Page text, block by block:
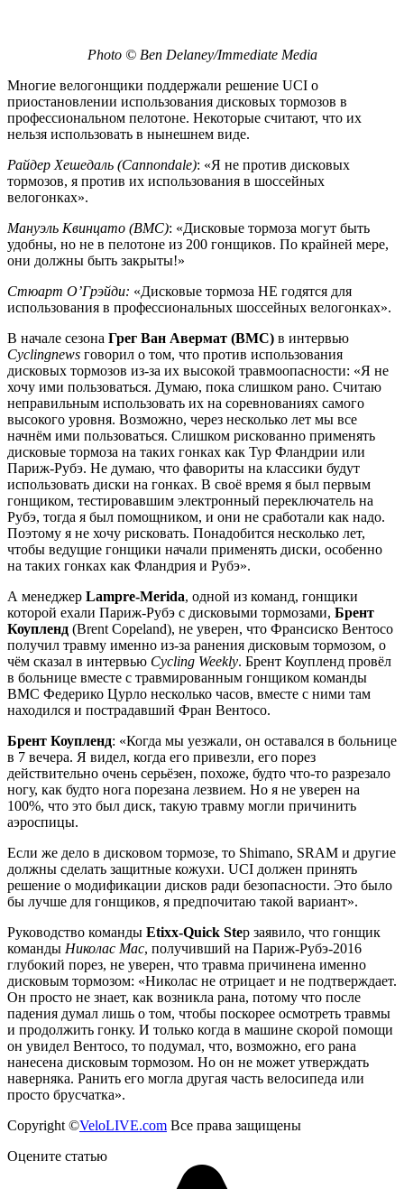
Photo © Ben Delaney/Immediate Media
Многие велогонщики поддержали решение UCI о
приостановлении использования дисковых тормозов в
профессиональном пелотоне. Некоторые считают, что их
нельзя использовать в нынешнем виде.
Райдер Хешедаль (Cannondale): «Я не против дисковых
тормозов, я против их использования в шоссейных
велогонках».
Мануэль Квинцато (BMC): «Дисковые тормоза могут быть
удобны, но не в пелотоне из 200 гонщиков. По крайней мере,
они должны быть закрыты!»
Стюарт О’Грэйди: «Дисковые тормоза НЕ годятся для
использования в профессиональных шоссейных велогонках».
В начале сезона Грег Ван Авермат (BMC) в интервью
Cyclingnews говорил о том, что против использования
дисковых тормозов из-за их высокой травмоопасности: «Я не
хочу ими пользоваться. Думаю, пока слишком рано. Считаю
неправильным использовать их на соревнованиях самого
высокого уровня. Возможно, через несколько лет мы все
начнём ими пользоваться. Слишком рискованно применять
дисковые тормоза на таких гонках как Тур Фландрии или
Париж-Рубэ. Не думаю, что фавориты на классики будут
использовать диски на гонках. В своё время я был первым
гонщиком, тестировавшим электронный переключатель на
Рубэ, тогда я был помощником, и они не сработали как надо.
Поэтому я не хочу рисковать. Понадобится несколько лет,
чтобы ведущие гонщики начали применять диски, особенно
на таких гонках как Фландрия и Рубэ».
А менеджер Lampre-Merida, одной из команд, гонщики
которой ехали Париж-Рубэ с дисковыми тормозами, Брент
Коупленд (Brent Copeland), не уверен, что Франсиско Вентосо
получил травму именно из-за ранения дисковым тормозом, о
чём сказал в интервью Cycling Weekly. Брент Коупленд провёл
в больнице вместе с травмированным гонщиком команды
BMC Федерико Цурло несколько часов, вместе с ними там
находился и пострадавший Фран Вентосо.
Брент Коупленд: «Когда мы уезжали, он оставался в больнице
в 7 вечера. Я видел, когда его привезли, его порез
действительно очень серьёзен, похоже, будто что-то разрезало
ногу, как будто нога порезана лезвием. Но я не уверен на
100%, что это был диск, такую травму могли причинить
аэроспицы.
Если же дело в дисковом тормозе, то Shimano, SRAM и другие
должны сделать защитные кожухи. UCI должен принять
решение о модификации дисков ради безопасности. Это было
бы лучше для гонщиков, я предпочитаю такой вариант».
Руководство команды Etixx-Quick Step заявило, что гонщик
команды Николас Мас, получивший на Париж-Рубэ-2016
глубокий порез, не уверен, что травма причинена именно
дисковым тормозом: «Николас не отрицает и не подтверждает.
Он просто не знает, как возникла рана, потому что после
падения думал лишь о том, чтобы поскорее осмотреть травмы
и продолжить гонку. И только когда в машине скорой помощи
он увидел Вентосо, то подумал, что, возможно, его рана
нанесена дисковым тормозом. Но он не может утверждать
наверняка. Ранить его могла другая часть велосипеда или
просто брусчатка».
Copyright ©VeloLIVE.com Все права защищены
Оцените статью